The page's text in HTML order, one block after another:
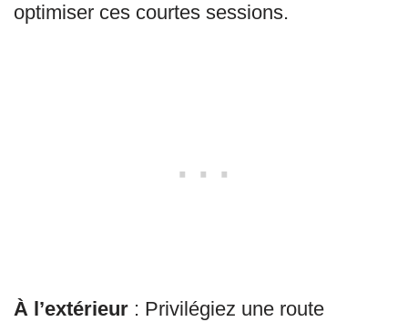
optimiser ces courtes sessions.
À l’extérieur : Privilégiez une route